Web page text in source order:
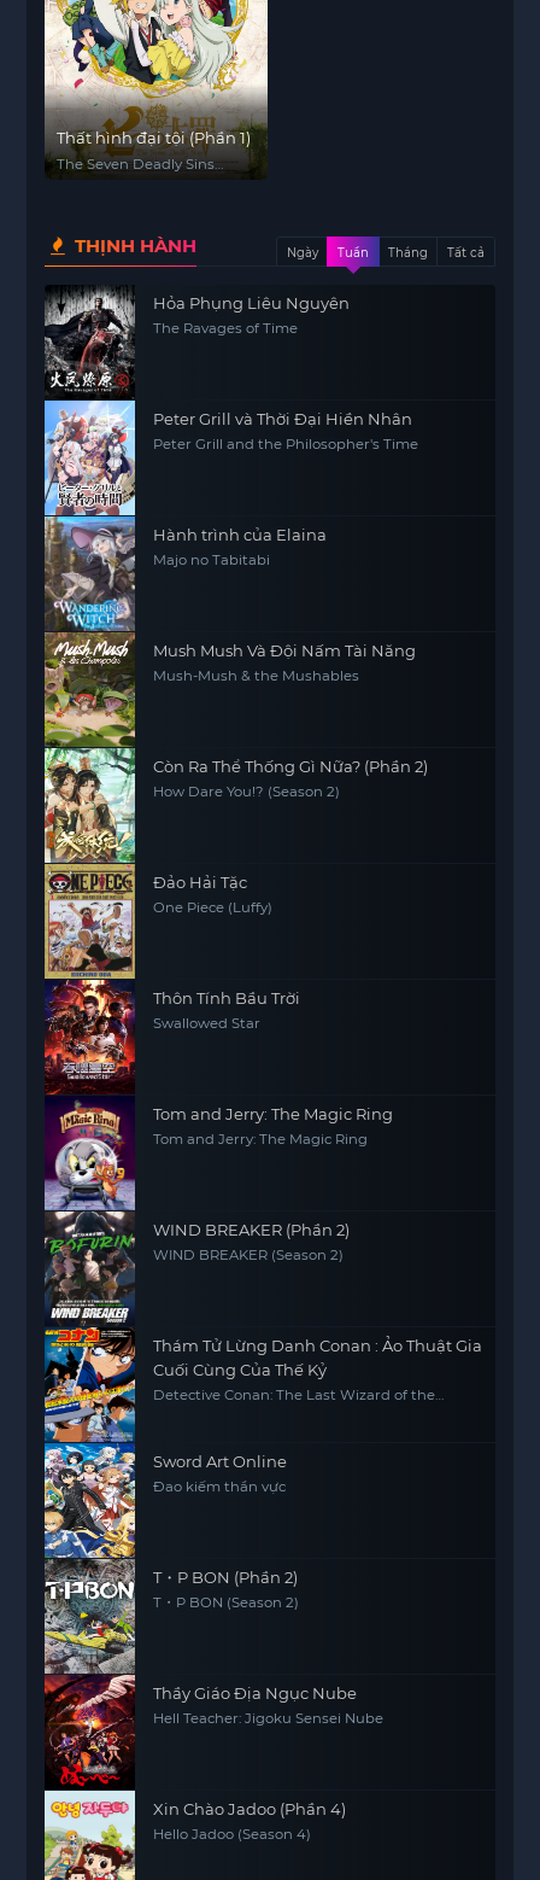
Thất hình đại tội (Phần 1)
The Seven Deadly Sins
THỊNH HÀNH Ngày Tuần Tháng Tất cả
Hỏa Phụng Liêu Nguyên
The Ravages of Time
Peter Grill và Thời Đại Hiền Nhân
Peter Grill and the Philosopher's Time
Hành trình của Elaina
Majo no Tabitabi
Mush Mush Và Đội Nấm Tài Năng
Mush-Mush & the Mushables
Còn Ra Thể Thống Gì Nữa? (Phần 2)
How Dare You!? (Season 2)
Đảo Hải Tặc
One Piece (Luffy)
Thôn Tính Bầu Trời
Swallowed Star
Tom and Jerry: The Magic Ring
Tom and Jerry: The Magic Ring
WIND BREAKER (Phần 2)
WIND BREAKER (Season 2)
Thám Tử Lừng Danh Conan : Ảo Thuật Gia
Cuối Cùng Của Thế Kỷ
Detective Conan: The Last Wizard of the
Sword Art Online
Đao kiếm thần vực
T・P BON (Phần 2)
T・P BON (Season 2)
Thầy Giáo Địa Ngục Nube
Hell Teacher: Jigoku Sensei Nube
Xin Chào Jadoo (Phần 4)
Hello Jadoo (Season 4)